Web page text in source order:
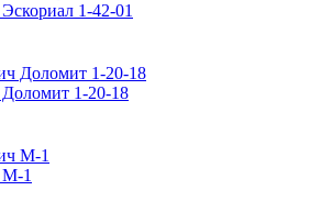
1-42-01
1-20-18
1